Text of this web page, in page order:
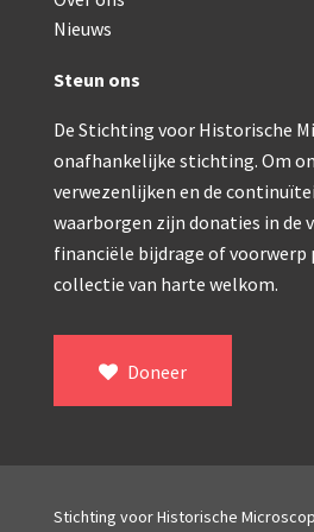
Watson & Sons, No. 1 ‘Van
Reichert (ca.
Winkel, statief BTC
ROW,
Troughton & Simms,
Bleeker, statief R
Nieuws
Steun ons
De Stichting voor Historische
onafhankelijke stichting. Om
verwezenlijken en de
waarborgen zijn donaties in de
financiële bijdrage of voorwerp
collectie van harte welkom.
Doneer
Stichting voor Historische